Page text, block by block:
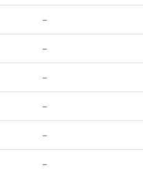
–
–
–
–
–
–